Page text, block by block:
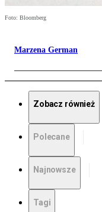
Foto: Bloomberg
Marzena German
Zobacz również
Polecane
Najnowsze
Tagi